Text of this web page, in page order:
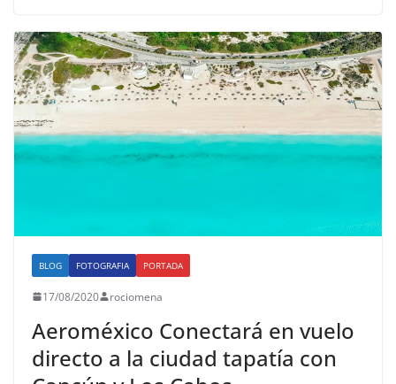
BLOG FOTOGRAFIA PORTADA
17/08/2020 rociomena
Aeroméxico Conectará en vuelo
directo a la ciudad tapatía con